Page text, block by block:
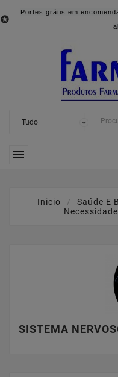

Portes grátis em

Inicio Saúde E
Necessidade
SISTEMA